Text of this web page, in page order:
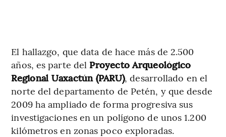
El hallazgo, que data de hace más de 2.500
años, es parte del Proyecto Arqueológico
Regional Uaxactún (PARU), desarrollado en el
norte del departamento de Petén, y que desde
2009 ha ampliado de forma progresiva sus
investigaciones en un polígono de unos 1.200
kilómetros en zonas poco exploradas.